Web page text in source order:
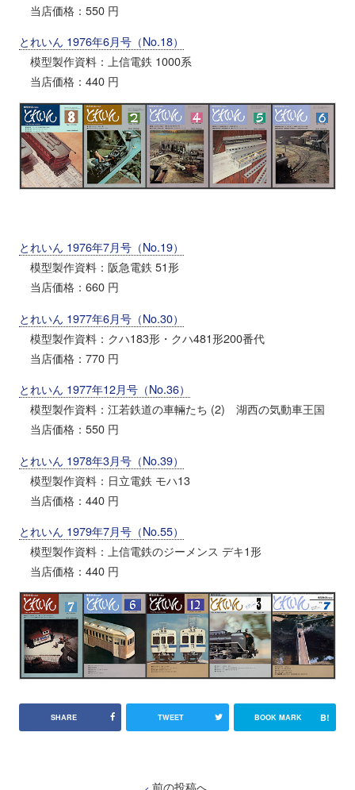
当店価格：550 円
とれいん 1976年6月号（No.18）
模型製作資料：上信電鉄 1000系
当店価格：440 円
とれいん 1976年7月号（No.19）
模型製作資料：阪急電鉄 51形
当店価格：660 円
とれいん 1977年6月号（No.30）
模型製作資料：クハ183形・クハ481形200番代
当店価格：770 円
とれいん 1977年12月号（No.36）
模型製作資料：江若鉄道の車輛たち (2) 湖西の気動車王国
当店価格：550 円
とれいん 1978年3月号（No.39）
模型製作資料：日立電鉄 モハ13
当店価格：440 円
とれいん 1979年7月号（No.55）
模型製作資料：上信電鉄のジーメンス デキ1形
当店価格：440 円
SHARE TWEET BOOK MARK B!
前の投稿へ